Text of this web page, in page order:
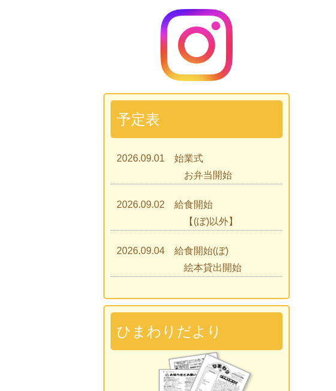
予定表
2026.09.01 始業式
お弁当開始
2026.09.02 給食開始
【(ぼ)以外】
2026.09.04 給食開始(ぼ)
絵本貸出開始
2026.09.07 ひまわりであそぼう
2026.09.09 見学会
2026.09.15 入園説明会
2026.09.18 誕生日会
ひまわりだより